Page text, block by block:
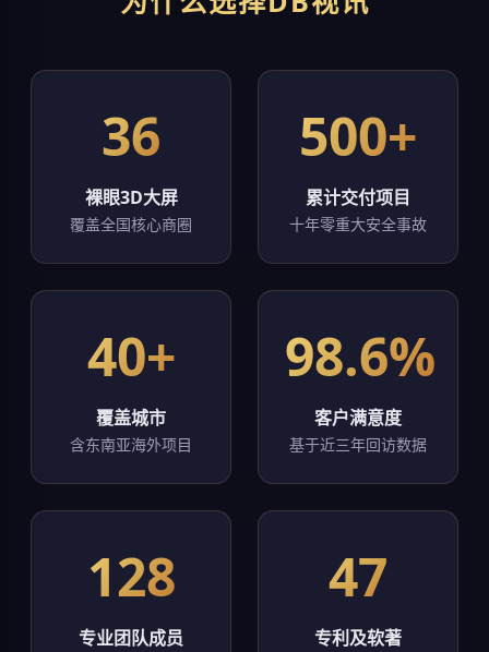
36
裸眼3D大屏
覆盖全国核心商圈
500+
累计交付项目
十年零重大安全事故
40+
覆盖城市
含东南亚海外项目
98.6%
客户满意度
基于近三年回访数据
128
专业团队成员
47
专利及软著